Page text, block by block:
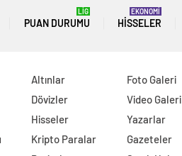
PUAN DURUMU
LİG
HISSELER
EKONOMİ
Altınlar
Dövizler
Hisseler
Kripto Paralar
Foto Galeri
Video Galeri
Yazarlar
Gazeteler